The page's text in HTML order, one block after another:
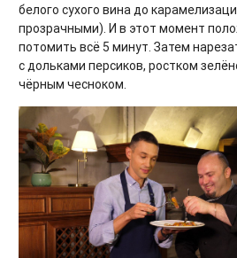
белого сухого вина до
прозрачными). И в этот момент
потомить всё 5 минут. Затем
с дольками персиков, ростком
чёрным чесноком.